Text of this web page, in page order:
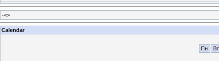
-<>
Calendar
Пн
Вт